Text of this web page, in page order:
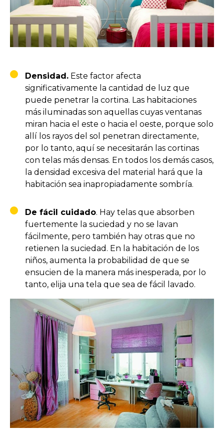
Densidad. Este factor afecta
significativamente la cantidad de luz que
puede penetrar la cortina. Las habitaciones
más iluminadas son aquellas cuyas ventanas
miran hacia el este o hacia el oeste, porque solo
allí los rayos del sol penetran directamente,
por lo tanto, aquí se necesitarán las cortinas
con telas más densas. En todos los demás casos,
la densidad excesiva del material hará que la
habitación sea inapropiadamente sombría.
De fácil cuidado. Hay telas que absorben
fuertemente la suciedad y no se lavan
fácilmente, pero también hay otras que no
retienen la suciedad. En la habitación de los
niños, aumenta la probabilidad de que se
ensucien de la manera más inesperada, por lo
tanto, elija una tela que sea de fácil lavado.